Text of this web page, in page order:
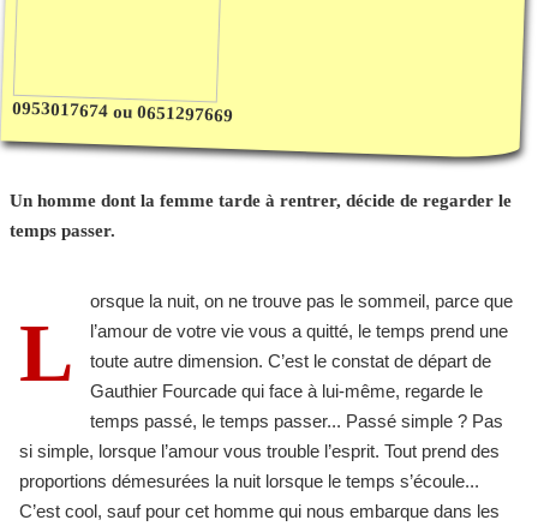
0953017674 ou 0651297669
Un homme dont la femme tarde à rentrer, décide de regarder le
temps passer.
L
orsque la nuit, on ne trouve pas le sommeil, parce que
l’amour de votre vie vous a quitté, le temps prend une
toute autre dimension. C’est le constat de départ de
Gauthier Fourcade qui face à lui-même, regarde le
temps passé, le temps passer... Passé simple ? Pas
si simple, lorsque l’amour vous trouble l’esprit. Tout prend des
proportions démesurées la nuit lorsque le temps s’écoule...
C’est cool, sauf pour cet homme qui nous embarque dans les